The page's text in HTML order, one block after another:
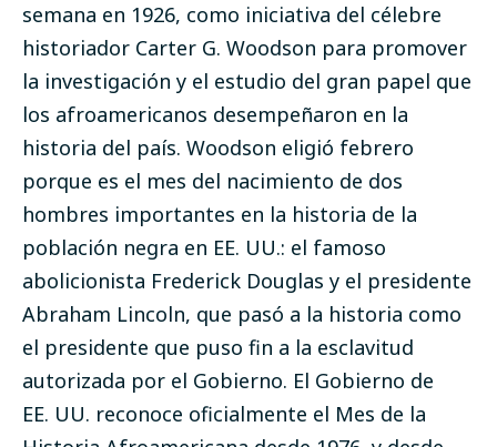
semana en 1926, como iniciativa del célebre
historiador Carter G. Woodson para promover
la investigación y el estudio del gran papel que
los afroamericanos desempeñaron en la
historia del país. Woodson eligió febrero
porque es el mes del nacimiento de dos
hombres importantes en la historia de la
población negra en EE. UU.: el famoso
abolicionista Frederick Douglas y el presidente
Abraham Lincoln, que pasó a la historia como
el presidente que puso fin a la esclavitud
autorizada por el Gobierno. El Gobierno de
EE. UU. reconoce oficialmente el Mes de la